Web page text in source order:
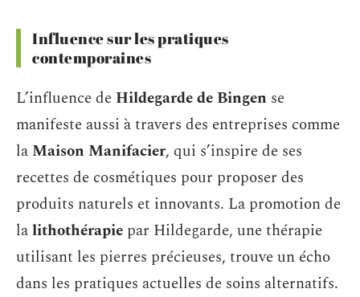
Influence sur les pratiques
contemporaines
L’influence de Hildegarde de Bingen se
manifeste aussi à travers des entreprises comme
la Maison Manifacier, qui s’inspire de ses
recettes de cosmétiques pour proposer des
produits naturels et innovants. La promotion de
lalithothérapie par Hildegarde, une thérapie
utilisant les pierres précieuses, trouve un écho
dans les pratiques actuelles de soins alternatifs.